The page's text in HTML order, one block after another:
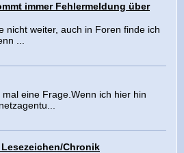
immer Fehlermeldung über
nicht weiter, auch in Foren finde ich
...
eine Frage.Wenn ich hier hin
Chronik